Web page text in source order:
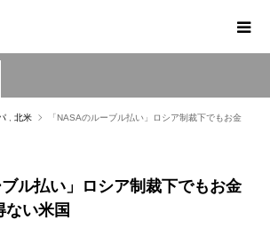
北米
「NASAのルーブル払い」ロシア制裁下でもお金
ブル払い」ロシア制裁下でもお金
ない米国